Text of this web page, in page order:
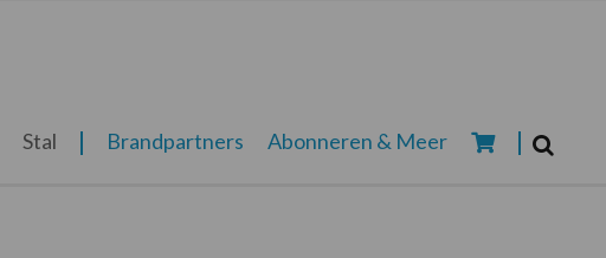
Stal Brandpartners Abonneren & Meer